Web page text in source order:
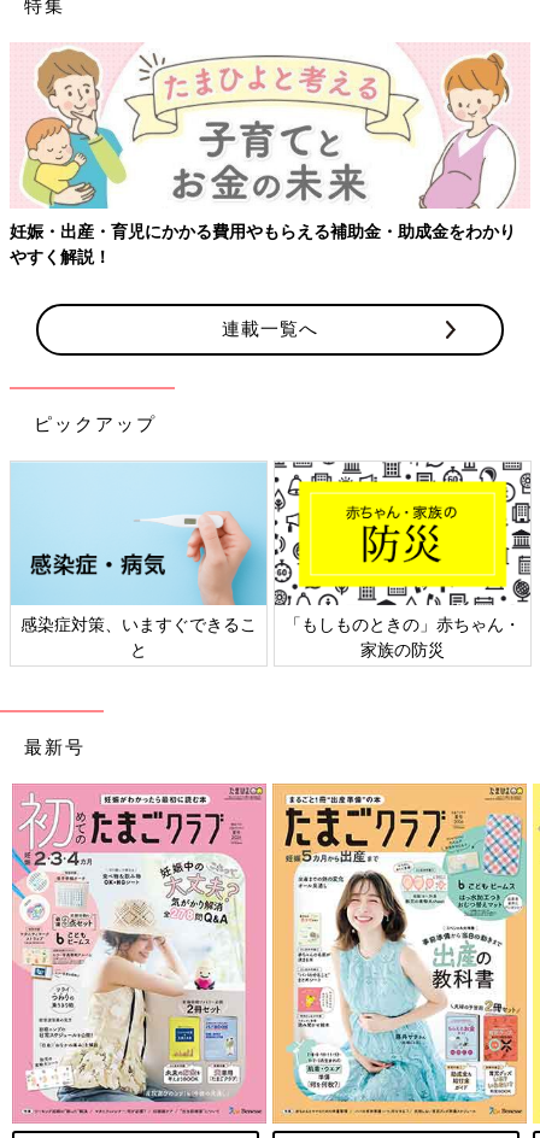
特集
妊娠・出産・育児にかかる費用やもらえる補助金・助成金をわかり
やすく解説！
連載一覧へ
ピックアップ
感染症対策、いますぐできるこ
と
「もしものときの」赤ちゃん・
家族の防災
最新号